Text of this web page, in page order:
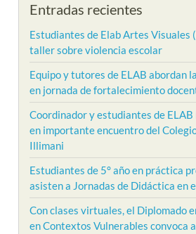
Entradas recientes
Estudiantes de Elab Artes Visuales
taller sobre violencia escolar
Equipo y tutores de ELAB abordan
en jornada de fortalecimiento
Coordinador y estudiantes de
en importante encuentro del
Illimani
Estudiantes de 5° año en práctica
asisten a Jornadas de Didáctica en
Con clases virtuales, el Diplomado
en Contextos Vulnerables convoca